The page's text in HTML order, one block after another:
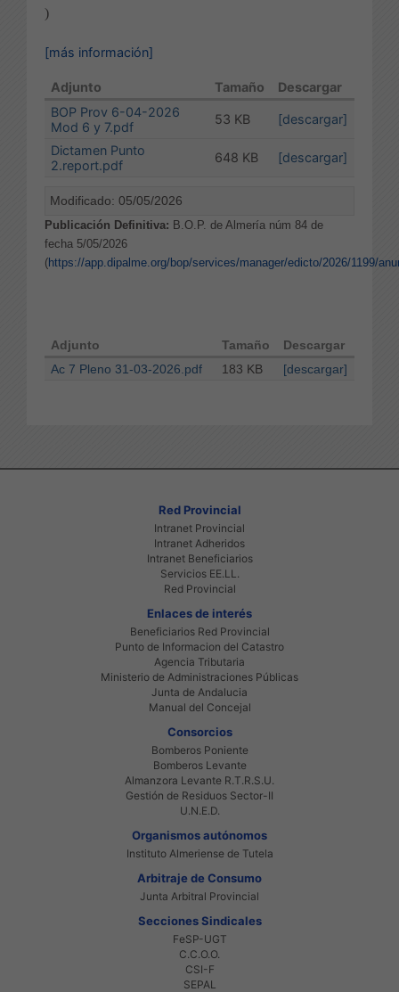
)
[más información]
Adjunto Tamaño
Descargar
BOP Prov 6-04-2026
Mod 6 y 7.pdf
53 KB [descargar]
Dictamen Punto
2.report.pdf
648 KB [descargar]
Modificado: 05/05/2026
Publicación Definitiva: B.O.P. de Almería núm 84 de
fecha 5/05/2026
(https://app.dipalme.org/bop/services/manager/edicto/2026/1199/
Adjunto Tamaño
Descargar
Ac 7 Pleno 31-03-2026.pdf
183 KB [descargar]
Red Provincial
Intranet Provincial
Intranet Adheridos
Intranet Beneficiarios
Servicios EE.LL.
Red Provincial
Enlaces de interés
Beneficiarios Red Provincial
Punto de Informacion del Catastro
Agencia Tributaria
Ministerio de Administraciones Públicas
Junta de Andalucia
Manual del Concejal
Consorcios
Bomberos Poniente
Bomberos Levante
Almanzora Levante R.T.R.S.U.
Gestión de Residuos Sector-II
U.N.E.D.
Organismos autónomos
Instituto Almeriense de Tutela
Arbitraje de Consumo
Junta Arbitral Provincial
Secciones Sindicales
FeSP-UGT
C.C.O.O.
CSI-F
SEPAL